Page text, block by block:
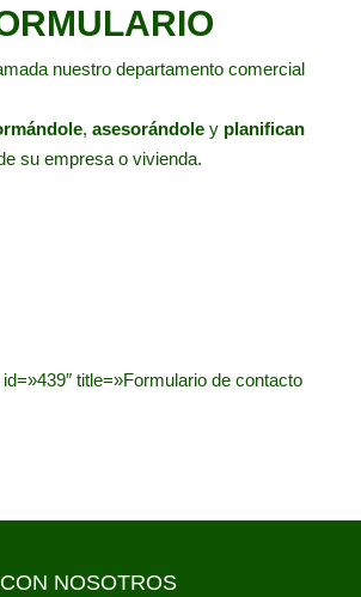
nuestro departamento comercial
, asesorándoley planifican
su empresa o vivienda.
title=»Formulario de contacto
NOSOTROS